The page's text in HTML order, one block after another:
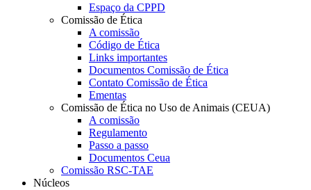
Espaço da CPPD
Comissão de Ética
A comissão
Código de Ética
Links importantes
Documentos Comissão de Ética
Contato Comissão de Ética
Ementas
Comissão de Ética no Uso de Animais (CEUA)
A comissão
Regulamento
Passo a passo
Documentos Ceua
Comissão RSC-TAE
Núcleos